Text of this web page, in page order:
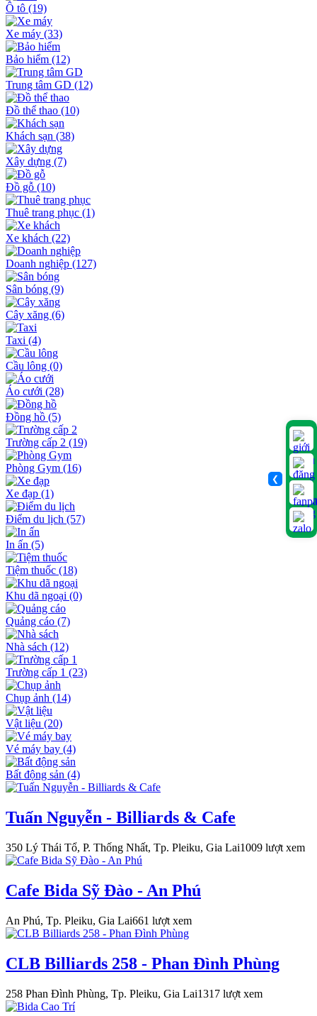
❮
Ô tô (19)
Xe máy (33)
Bảo hiểm (12)
Trung tâm GD (12)
Đồ thể thao (10)
Khách sạn (38)
Xây dựng (7)
Đồ gỗ (10)
Thuê trang phục (1)
Xe khách (22)
Doanh nghiệp (127)
Sân bóng (9)
Cây xăng (6)
Taxi (4)
Cầu lông (0)
Áo cưới (28)
Đồng hồ (5)
Trường cấp 2 (19)
Phòng Gym (16)
Xe đạp (1)
Điểm du lịch (57)
In ấn (5)
Tiệm thuốc (18)
Khu dã ngoại (0)
Quảng cáo (7)
Nhà sách (12)
Trường cấp 1 (23)
Chụp ảnh (14)
Vật liệu (20)
Vé máy bay (4)
Bất động sản (4)
Tuấn Nguyễn - Billiards & Cafe
350 Lý Thái Tổ, P. Thống Nhất, Tp. Pleiku, Gia Lai1009 lượt xem
Cafe Bida Sỹ Đào - An Phú
An Phú, Tp. Pleiku, Gia Lai661 lượt xem
CLB Billiards 258 - Phan Đình Phùng
258 Phan Đình Phùng, Tp. Pleiku, Gia Lai1317 lượt xem